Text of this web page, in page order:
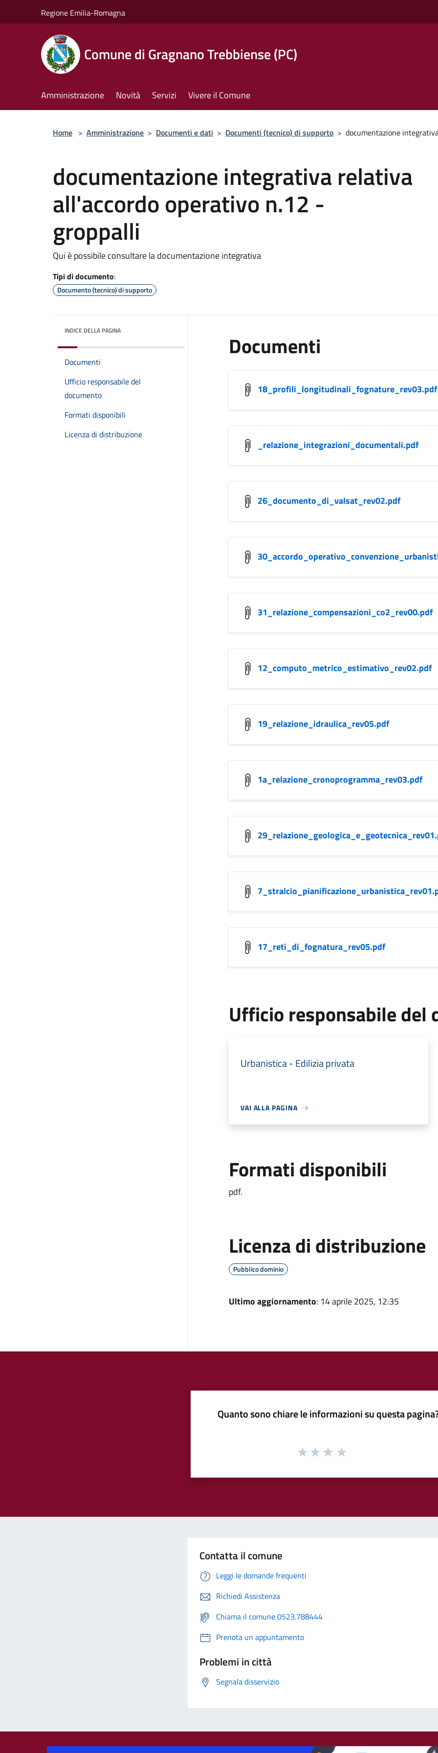
Regione Emilia-Romagna
Comune di Gragnano Trebbiense (PC)
Amministrazione Novità Servizi Vivere il Comune
Home > Amministrazione > Documenti e dati > Documenti (tecnico) di supporto > documentazione
documentazione integrativa relativa
all'accordo operativo n.12 -
groppalli
Qui è possibile consultare la documentazione integrativa
Tipi di documento:
Documento (tecnico) di supporto
INDICE DELLA PAGINA
Documenti
Ufficio responsabile del
documento
Formati disponibili
Licenza di distribuzione
Documenti
18_profili_longitudinali_fognature_rev03.pdf
_relazione_integrazioni_documentali.pdf
26_documento_di_valsat_rev02.pdf
31_relazione_compensazioni_co2_rev00.pdf
12_computo_metrico_estimativo_rev02.pdf
19_relazione_idraulica_rev05.pdf
1a_relazione_cronoprogramma_rev03.pdf
17_reti_di_fognatura_rev05.pdf
Ufficio responsabile del
Urbanistica - Edilizia privata
VAI ALLA PAGINA
Formati disponibili
pdf.
Licenza di distribuzione
Pubblico dominio
Ultimo aggiornamento: 14 aprile 2025, 12:35
Quanto sono chiare le informazioni su questa
Contatta il comune
Leggi le domande frequenti
Richiedi Assistenza
Chiama il comune 0523.788444
Prenota un appuntamento
Problemi in città
Segnala disservizio